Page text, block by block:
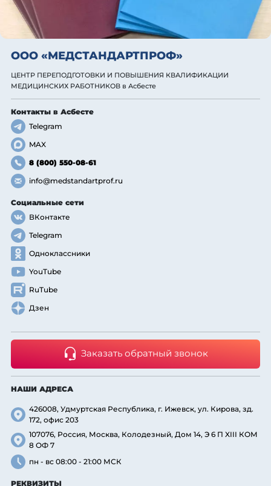
ООО «МЕДСТАНДАРТПРОФ»
ЦЕНТР ПЕРЕПОДГОТОВКИ И ПОВЫШЕНИЯ КВАЛИФИКАЦИИ
МЕДИЦИНСКИХ РАБОТНИКОВ в Асбесте
Контакты в Асбесте
Telegram
MAX
8 (800) 550-08-61
info@medstandartprof.ru
Социальные сети
ВКонтакте
Telegram
Одноклассники
YouTube
RuTube
Дзен
Заказать обратный звонок
НАШИ АДРЕСА
426008, Удмуртская Республика, г. Ижевск, ул. Кирова, зд.
172, офис 203
107076, Россия, Москва, Колодезный, Дом 14, Э 6 П XIII КОМ
8 ОФ 7
пн - вс 08:00 - 21:00 МСК
РЕКВИЗИТЫ